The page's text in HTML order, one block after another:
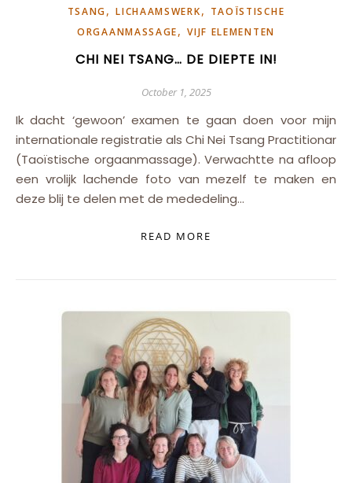
TSANG,LICHAAMSWERK, TAOÏSTISCHE
ORGAANMASSAGE,VIJF ELEMENTEN
CHI NEI TSANG… DE DIEPTE IN!
October 1, 2025
Ik dacht ‘gewoon’ examen te gaan doen voor mijn
internationale registratie als Chi Nei Tsang Practitionar
(Taoïstische orgaanmassage). Verwachtte na afloop
een vrolijk lachende foto van mezelf te maken en
deze blij te delen met de mededeling…
READ MORE